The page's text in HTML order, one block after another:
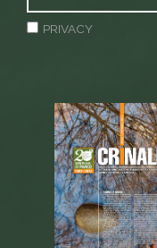
PRIVACY